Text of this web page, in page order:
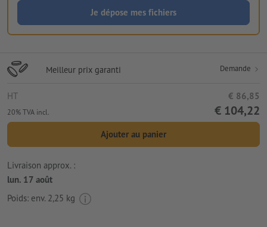
Je dépose mes fichiers
Meilleur prix garanti Demande
HT € 86,85
20% TVA incl. € 104,22
Ajouter au panier
Livraison approx. :
lun. 17 août
Poids: env. 2,25 kg